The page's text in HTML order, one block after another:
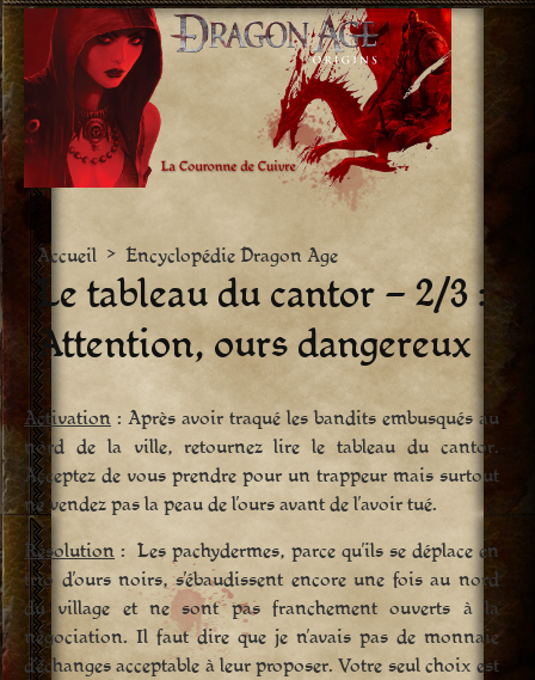
Aller
vers
le
contenu
Accueil > Encyclopédie Dragon Age
Le tableau du cantor – 2/3 :
Attention, ours dangereux
Activation : Après avoir traqué les bandits embusqués au
nord de la ville, retournez lire le tableau du cantor.
Acceptez de vous prendre pour un trappeur mais surtout
ne vendez pas la peau de l’ours avant de l’avoir tué.
Résolution : Les pachydermes, parce qu’ils se déplace en
trio d’ours noirs, s’ébaudissent encore une fois au nord
du village et ne sont pas franchement ouverts à la
négociation. Il faut dire que je n’avais pas de monnaie
d’échanges acceptable à leur proposer. Votre seul choix est